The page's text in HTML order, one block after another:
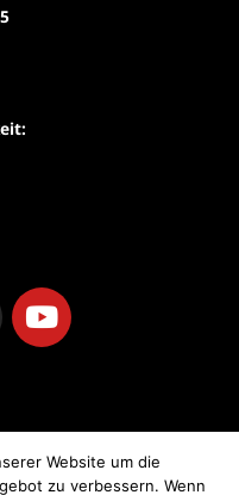
Y
o
b
e
Website um die
zu verbessern. Wenn